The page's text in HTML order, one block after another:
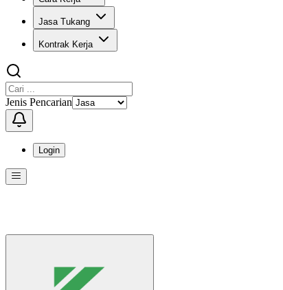
Jasa Tukang
Kontrak Kerja
Jenis Pencarian
Login
Menu ini berisi navigasi untuk mengakses fitur-fitur di KangPro